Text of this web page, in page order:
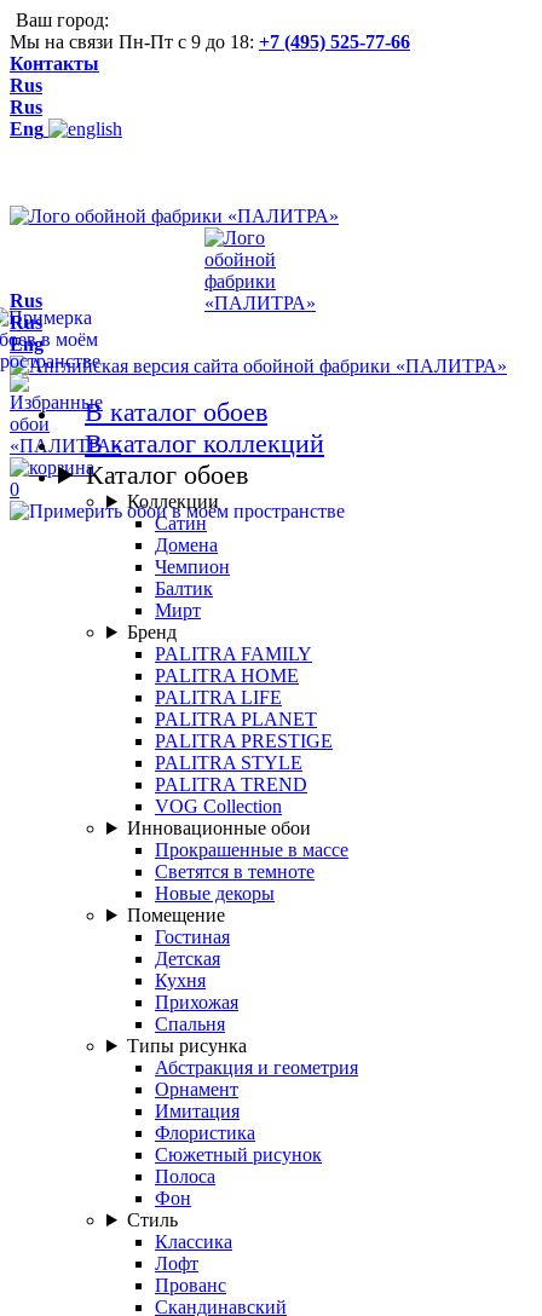
Ваш город:
Мы на связи Пн-Пт с 9 до 18: +7 (495) 525-77-66
Контакты
Rus
Rus
Eng
0
Rus
Rus
Eng
В каталог обоев
В каталог коллекций
Каталог обоев
Коллекции
Сатин
Домена
Чемпион
Балтик
Мирт
Бренд
PALITRA FAMILY
PALITRA HOME
PALITRA LIFE
PALITRA PLANET
PALITRA PRESTIGE
PALITRA STYLE
PALITRA TREND
VOG Collection
Инновационные обои
Прокрашенные в массе
Светятся в темноте
Новые декоры
Помещение
Гостиная
Детская
Кухня
Прихожая
Спальня
Типы рисунка
Абстракция и геометрия
Орнамент
Имитация
Флористика
Сюжетный рисунок
Полоса
Фон
Стиль
Классика
Лофт
Прованс
Скандинавский